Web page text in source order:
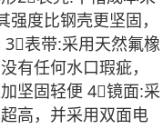
度比钢壳更坚固，
表带:采用天然氟橡
有任何水口瑕疵，
坚固轻便 4⃣️镜面:采
高，并采用双面电